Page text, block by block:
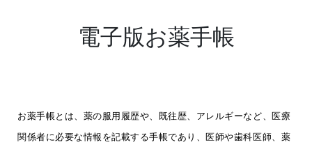
電子版お薬手帳
お薬手帳とは、薬の服用履歴や、既往歴、アレルギーなど、医療
関係者に必要な情報を記載する手帳であり、医師や歯科医師、薬